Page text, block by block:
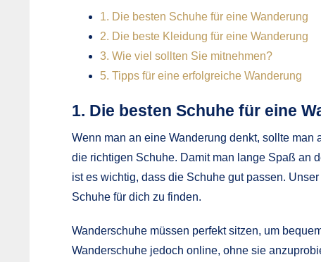
1. Die besten Schuhe für eine Wanderung
2. Die beste Kleidung für eine Wanderung
3. Wie viel sollten Sie mitnehmen?
5. Tipps für eine erfolgreiche Wanderung
1. Die besten Schuhe für eine
Wenn man an eine Wanderung denkt, sollte
die richtigen Schuhe. Damit man lange Spaß an
ist es wichtig, dass die Schuhe gut passen.
Schuhe für dich zu finden.
Wanderschuhe müssen perfekt sitzen, um
Wanderschuhe jedoch online, ohne sie